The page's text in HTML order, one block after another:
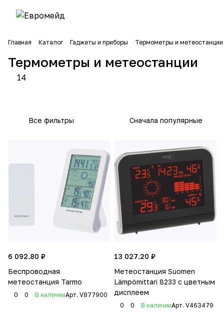
Главная Каталог Гаджеты и приборы Термометры и метеостанции
Термометры и метеостанции
14
Метео
станц
ии
товаров
Термо
метры
товаров
Все фильтры Сначала популярные
6 092.80 ₽
Беспроводная
метеостанция Tarmo
0 0 В наличииАрт. V877900
13 027.20 ₽
Метеостанция Suomen
Lämpömittari 8233 с цветным
дисплеем
0 0 В наличииАрт. V463479